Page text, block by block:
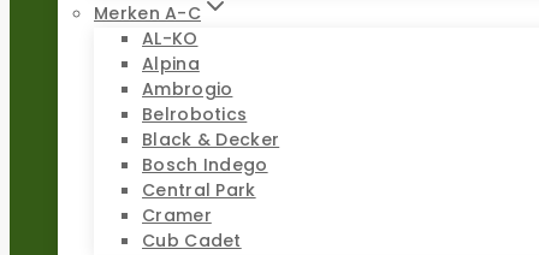
Merken A-C
AL-KO
Alpina
Ambrogio
Belrobotics
Black & Decker
Bosch Indego
Central Park
Cramer
Cub Cadet